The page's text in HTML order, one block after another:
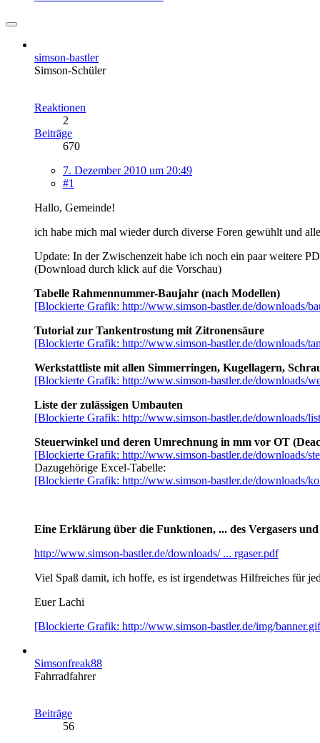
simson-bastler
Simson-Schüler
Reaktionen
2
Beiträge
670
7. Dezember 2010 um 20:49
#1
Hallo, Gemeinde!
ich habe mich mal wieder durch diverse Foren gewühlt und
Update: In der Zwischenzeit habe ich noch ein paar weitere
(Download durch klick auf die Vorschau)
Tabelle Rahmennummer-Baujahr (nach Modellen)
[Blockierte Grafik: http://www.simson-bastler.de/downloads/
Tutorial zur Tankentrostung mit Zitronensäure
[Blockierte Grafik: http://www.simson-bastler.de/downloads/
Werkstattliste mit allen Simmerringen, Kugellagern,
[Blockierte Grafik: http://www.simson-bastler.de/downloads/
Liste der zulässigen Umbauten
[Blockierte Grafik: http://www.simson-bastler.de/downloads/
Steuerwinkel und deren Umrechnung in mm vor OT
[Blockierte Grafik: http://www.simson-bastler.de/downloads/
Dazugehörige Excel-Tabelle:
[Blockierte Grafik: http://www.simson-bastler.de/downloads/
Eine Erklärung über die Funktionen, ... des Vergasers und
http://www.simson-bastler.de/downloads/ ... rgaser.pdf
Viel Spaß damit, ich hoffe, es ist irgendetwas Hilfreiches für
Euer Lachi
[Blockierte Grafik: http://www.simson-bastler.de/img/
Simsonfreak88
Fahrradfahrer
Beiträge
56